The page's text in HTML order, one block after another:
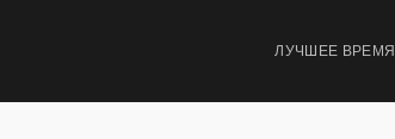
ЛУЧШЕЕ ВРЕМЯ